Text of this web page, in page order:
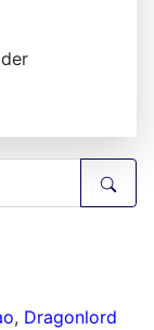
, Dragonlord